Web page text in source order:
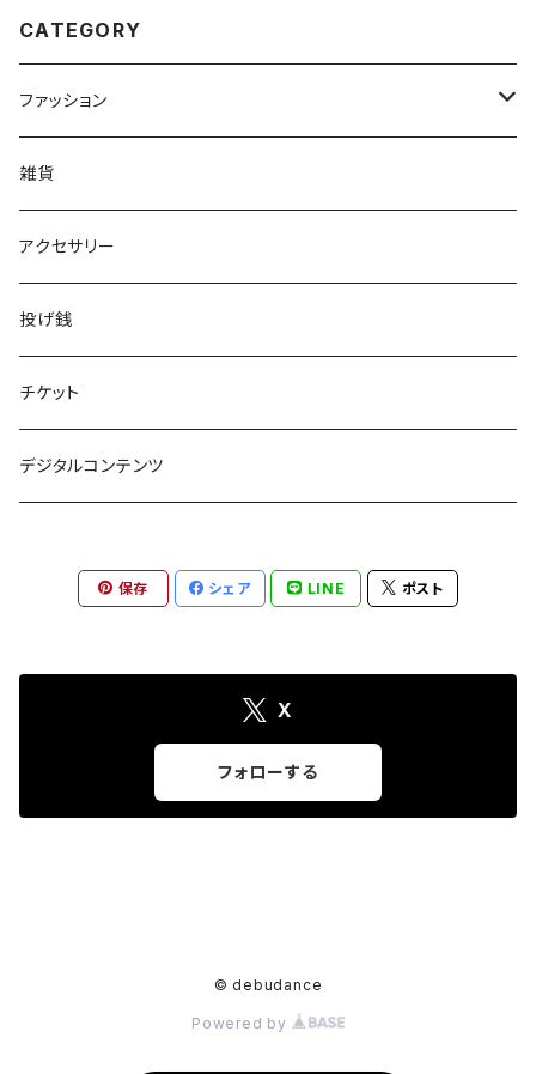
CATEGORY
ファッション
Tシャツ
アンダーウェア
雑貨
アクセサリー
投げ銭
チケット
デジタルコンテンツ
保存 シェア LINE ポスト
X
フォローする
© debudance
Powered by